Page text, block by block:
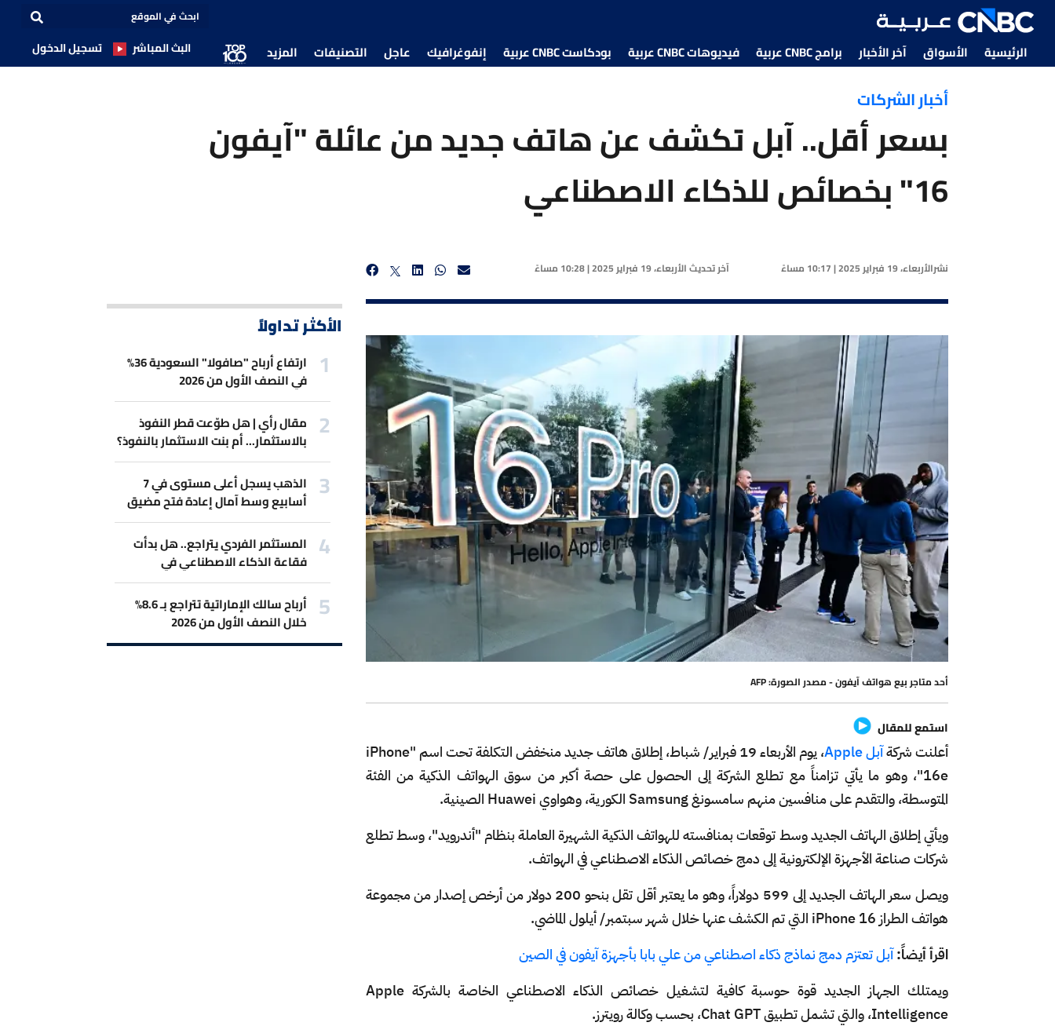
الرئيسية الأسواق آخر الأخبار برامج CNBC عربية فيديوهات CNBC عربية بودكاست CNBC عربية إنفوغرافيك عاجل التصنيفات المزيد البث المباشر تسجيل الدخول
أخبار الشركات
بسعر أقل.. آبل تكشف عن هاتف جديد من عائلة "آيفون
16" بخصائص للذكاء الاصطناعي
نشرالأربعاء، 19 فبراير 2025 | 10:17 مساءً آخر تحديثالأربعاء، 19 فبراير 2025 | 10:28 مساءً
أحد متاجر بيع هواتف آيفون - مصدر الصورة: AFP
استمع للمقال
أعلنت شركةآبل Apple
، يوم الأربعاء 19 فبراير/ شباط، إطلاق هاتف جديد منخفض التكلفة تحت اسم "iPhone
16e"، وهو ما يأتي تزامناً مع تطلع الشركة إلى الحصول على حصة أكبر من سوق الهواتف الذكية من الفئة
المتوسطة، والتقدم على منافسين منهم سامسونغ Samsung الكورية، وهواوي Huawei الصينية.
ويأتي إطلاق الهاتف الجديد وسط توقعات بمنافسته للهواتف الذكية الشهيرة العاملة بنظام "أندرويد"، وسط تطلع
شركات صناعة الأجهزة الإلكترونية إلى دمج خصائص الذكاء الاصطناعي في الهواتف.
ويصل سعر الهاتف الجديد إلى 599 دولاراً، وهو ما يعتبر أقل تقل بنحو 200 دولار من أرخص إصدار من مجموعة
هواتف الطراز iPhone 16 التي تم الكشف عنها خلال شهر سبتمبر/ أيلول الماضي.
اقرأ أيضاً:آبل تعتزم دمج نماذج ذكاء اصطناعي من علي بابا بأجهزة آيفون في الصين
ويمتلك الجهاز الجديد قوة حوسبة كافية لتشغيل خصائص الذكاء الاصطناعي الخاصة بالشركة Apple
Intelligence، والتي تشمل تطبيق Chat GPT، بحسب وكالة رويترز.
الأكثر تداولاً
ارتفاع أرباح "صافولا" السعودية 36%
في النصف الأول من 2026
مقال رأي | هل طوّعت قطر النفوذ
بالاستثمار... أم بنت الاستثمار بالنفوذ؟
الذهب يسجل أعلى مستوى في 7
أسابيع وسط آمال إعادة فتح مضيق
هرمز
المستثمر الفردي يتراجع.. هل بدأت
فقاعة الذكاء الاصطناعي في
الانكماش؟
أرباح سالك الإماراتية تتراجع بـ 8.6%
خلال النصف الأول من 2026